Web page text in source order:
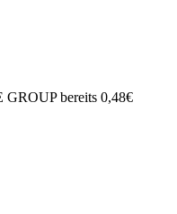
bereits 0,48€